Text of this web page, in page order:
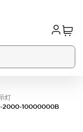
灯
2000-10000000B